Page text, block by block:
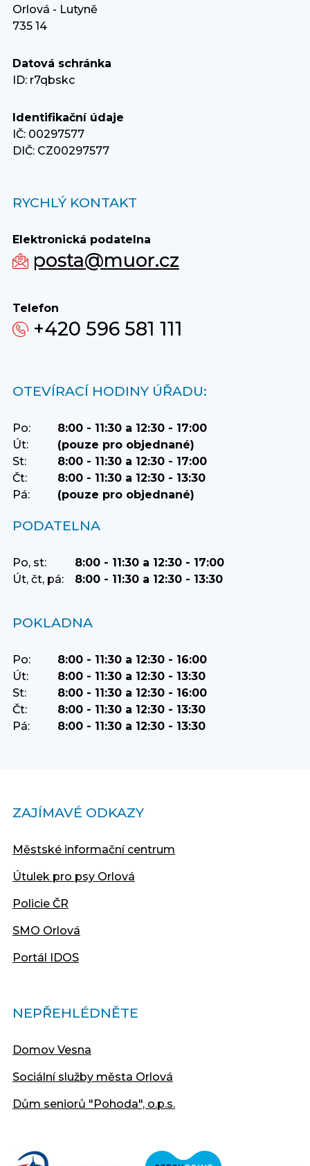
Orlová - Lutyně
735 14
Datová schránka
ID: r7qbskc
Identifikační údaje
IČ: 00297577
DIČ: CZ00297577
RYCHLÝ KONTAKT
Elektronická podatelna
posta@muor.cz
Telefon
+420 596 581 111
OTEVÍRACÍ HODINY ÚŘADU:
Po:
8:00 - 11:30 a 12:30 - 17:00
Út:
(pouze pro objednané)
St:
8:00 - 11:30 a 12:30 - 17:00
Čt:
8:00 - 11:30 a 12:30 - 13:30
Pá:
(pouze pro objednané)
PODATELNA
Po, st:
8:00 - 11:30 a 12:30 - 17:00
Út, čt, pá:
8:00 - 11:30 a 12:30 - 13:30
POKLADNA
Po:
8:00 - 11:30 a 12:30 - 16:00
Út:
8:00 - 11:30 a 12:30 - 13:30
St:
8:00 - 11:30 a 12:30 - 16:00
Čt:
8:00 - 11:30 a 12:30 - 13:30
Pá:
8:00 - 11:30 a 12:30 - 13:30
ZAJÍMAVÉ ODKAZY
Městské informační centrum
Útulek pro psy Orlová
Policie ČR
SMO Orlová
Portál IDOS
NEPŘEHLÉDNĚTE
Domov Vesna
Sociální služby města Orlová
Dům seniorů "Pohoda", o.p.s.